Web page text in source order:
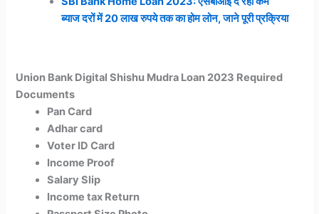
ब्याज दरों में 20 लाख रुपये तक का होम लोन, जाने पूरी प्रक्रिया
Union Bank Digital Shishu Mudra Loan 2023 Required
Documents
Pan Card
Adhar card
Voter ID Card
Income Proof
Salary Slip
Income tax Return